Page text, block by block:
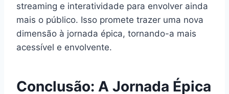
streaming e interatividade para envolver ainda
mais o público. Isso promete trazer uma nova
dimensão à jornada épica, tornando-a mais
acessível e envolvente.
Conclusão: A Jornada Épica